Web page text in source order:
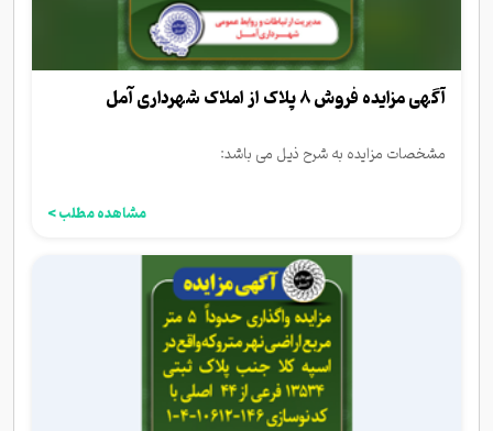
آگهی مزایده فروش 8 پلاک از املاک شهرداری آمل
مشخصات مزایده به شرح ذیل می باشد:
مشاهده مطلب >